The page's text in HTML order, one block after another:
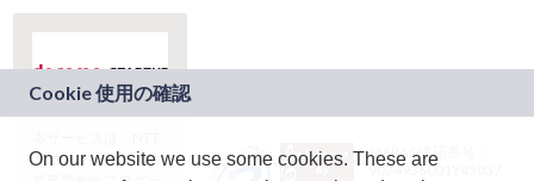
ドコモグループの新
JASRAC許諾番号：
9024936001Y45037
On our website we use some cookies. These are